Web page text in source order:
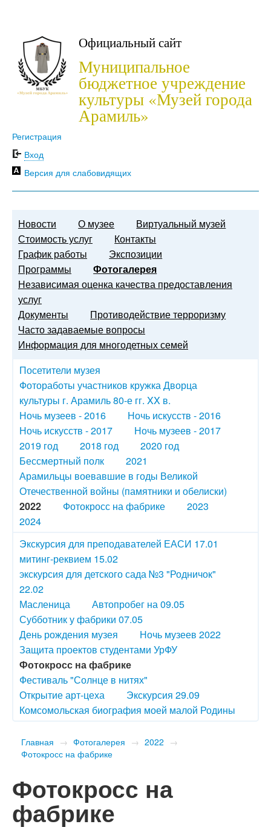
Официальный сайт
Муниципальное
бюджетное учреждение
культуры «Музей города
Арамиль»
Регистрация
Вход
Версия для слабовидящих
Новости О музее
Виртуальный музей
Стоимость услуг
Контакты
График работы
Экспозиции
Программы
Фотогалерея
Независимая оценка качества предоставления
услуг
Документы
Противодействие терроризму
Часто задаваемые вопросы
Информация для многодетных семей
Посетители музея
Фотоработы участников кружка Дворца
культуры г. Арамиль 80-е гг. XX в.
Ночь музеев - 2016
Ночь искусств - 2016
Ночь искусств - 2017
Ночь музеев - 2017
2019 год
2018 год
2020 год
Бессмертный полк
2021
Арамильцы воевавшие в годы Великой
Отечественной войны (памятники и обелиски)
2022
Фотокросс на фабрике
2023
2024
Экскурсия для преподавателей ЕАСИ 17.01
митинг-реквием 15.02
экскурсия для детского сада №3 "Родничок"
22.02
Масленица
Автопробег на 09.05
Субботник у фабрики 07.05
День рождения музея
Ночь музеев 2022
Защита проектов студентами УрФУ
Фотокросс на фабрике
Фестиваль "Солнце в нитях"
Открытие арт-цеха
Экскурсия 29.09
Комсомольская биография моей малой Родины
Главная → Фотогалерея → 2022 →
Фотокросс на фабрике
Фотокросс на
фабрике